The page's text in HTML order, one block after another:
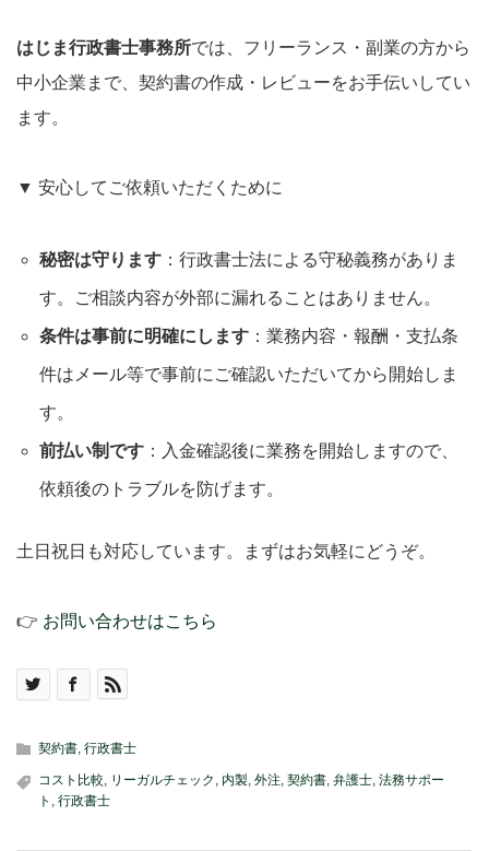
はじま行政書士事務所では、フリーランス・副業の方から
中小企業まで、契約書の作成・レビューをお手伝いしてい
ます。
▼ 安心してご依頼いただくために
秘密は守ります：行政書士法による守秘義務がありま
す。ご相談内容が外部に漏れることはありません。
条件は事前に明確にします：業務内容・報酬・支払条
件はメール等で事前にご確認いただいてから開始しま
す。
前払い制です：入金確認後に業務を開始しますので、
依頼後のトラブルを防げます。
土日祝日も対応しています。まずはお気軽にどうぞ。
👉 お問い合わせはこちら
契約書, 行政書士
コスト比較, リーガルチェック , 内製, 外注, 契約書, 弁護士, 法務サポー
ト , 行政書士